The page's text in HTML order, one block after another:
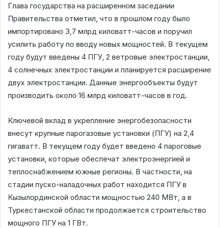
Глава государства на расширенном заседании
Правительства отметил, что в прошлом году было
импортировано 3,7 млрд киловатт-часов и поручил
усилить работу по вводу новых мощностей. В текущем
году будут введены 4 ПГУ, 2 ветровые электростанции,
4 солнечных электростанции и планируется расширение
двух электростанции. Данные энергообъекты будут
производить около 16 млрд киловатт-часов в год.
Ключевой вклад в укрепление энергобезопасности
внесут крупные парогазовые установки (ПГУ) на 2,4
гигаватт. В текущем году будет введено 4 пароговые
установки, которые обеспечат электроэнергией и
теплоснабжением южные регионы. В частности, на
стадии пуско-наладочных работ находится ПГУ в
Кызылординской области мощностью 240 МВт, а в
Туркестанской области продолжается строительство
мощного ПГУ на 1 ГВт.